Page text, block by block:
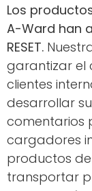
Los
A-Ward han
RESET.
garantizar el
clientes
desarrollar
comentarios
cargadores
productos
transportar